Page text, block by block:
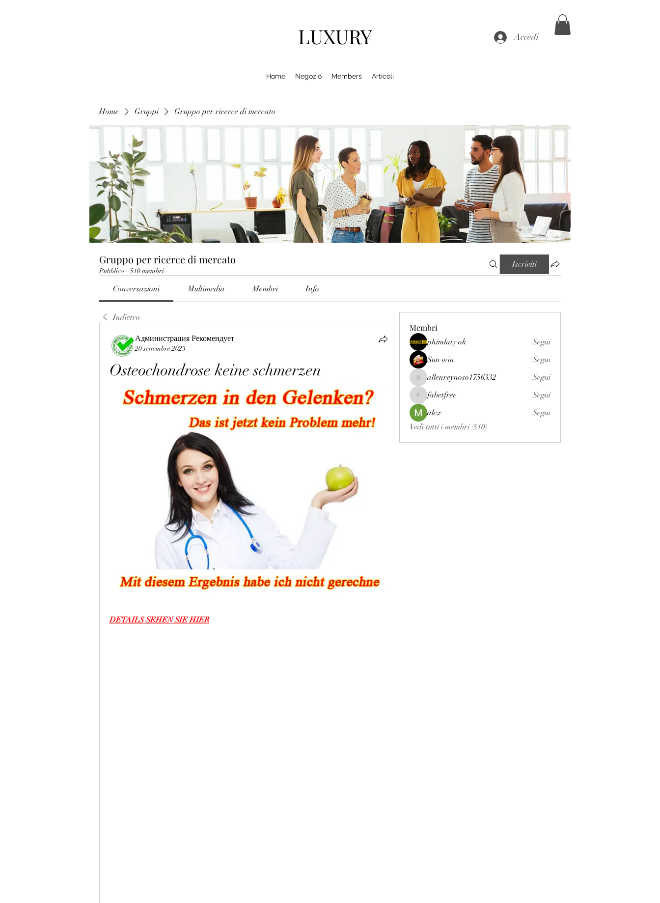
LUXURY Accedi
Home Negozio Members Articoli
Home Gruppi Gruppo per ricerce di mercato
Gruppo per ricerce di mercato
Pubblico · 510 membri
Iscriviti
Conversazioni Multimedia Membri Info
Indietro
Администрация Рекомендует
20 settembre 2023
Osteochondrose keine schmerzen
DETAILS SEHEN SIE HIER
Membri
phimhay ok
Segui
Sun win
Segui
allenreynoso1756332
allenreynoso1756332 Segui
fabetfree
fabetfree
Segui
alex
Segui
Vedi tutti i membri (510)